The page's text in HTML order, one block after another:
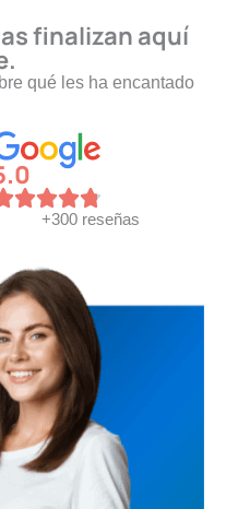
finalizan aquí
qué les ha encantado
+300 reseñas